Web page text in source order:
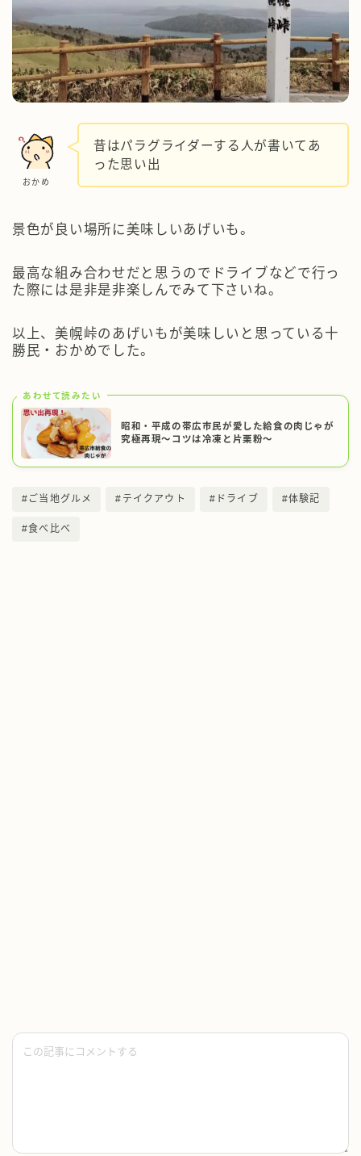
おかめ
昔はパラグライダーする人が書いてあ
った思い出
景色が良い場所に美味しいあげいも。
最高な組み合わせだと思うのでドライブなどで行っ
た際には是非是非楽しんでみて下さいね。
以上、美幌峠のあげいもが美味しいと思っている十
勝民・おかめでした。
あわせて読みたい
昭和・平成の帯広市民が愛した給食の肉じゃが
究極再現～コツは冷凍と片栗粉～
#ご当地グルメ #テイクアウト #ドライブ #体験記
#食べ比べ